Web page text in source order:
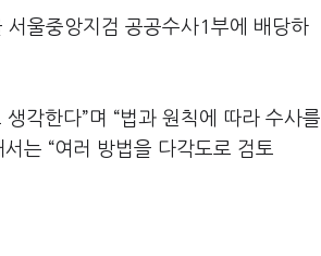
울중앙지검 공공수사1부에 배당하
각한다”며 “법과 원칙에 따라 수사를
는 “여러 방법을 다각도로 검토